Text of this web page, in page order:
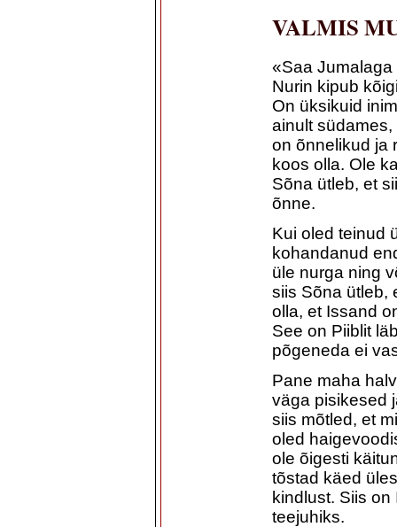
VALMIS
«Saa
Nurin kipub
On üksikuid
ainult
on õnnelikud ja
koos olla. Ole
Sõna ütleb, et
õnne.
Kui oled teinud
kohandanud
üle nurga ning
siis Sõna ütleb,
olla, et Issand
See on Piiblit
põgeneda ei
Pane maha
väga pisikesed
siis mõtled, et
oled
ole õigesti
tõstad käed
kindlust. Siis
teejuhiks.